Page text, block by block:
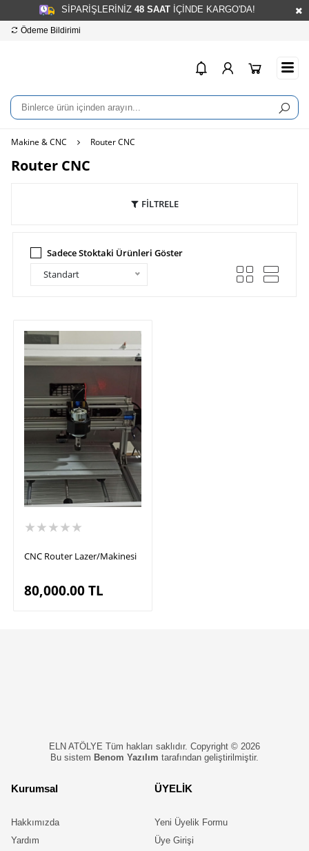
SİPARİŞLERİNİZ 48SAATİÇİNDE KARGO'DA!
Ödeme Bildirimi
Makine & CNC Router CNC
Router CNC
FİLTRELE
Sadece Stoktaki Ürünleri Göster
Standart
★★★★★
CNC Router Lazer/Makinesi
80,000.00TL
ELN ATÖLYE Tüm hakları saklıdır. Copyright © 2026
Bu sistem Benom Yazılım tarafından geliştirilmiştir.
Kurumsal
Hakkımızda
Yardım
ÜYELİK
Yeni Üyelik Formu
Üye Girişi